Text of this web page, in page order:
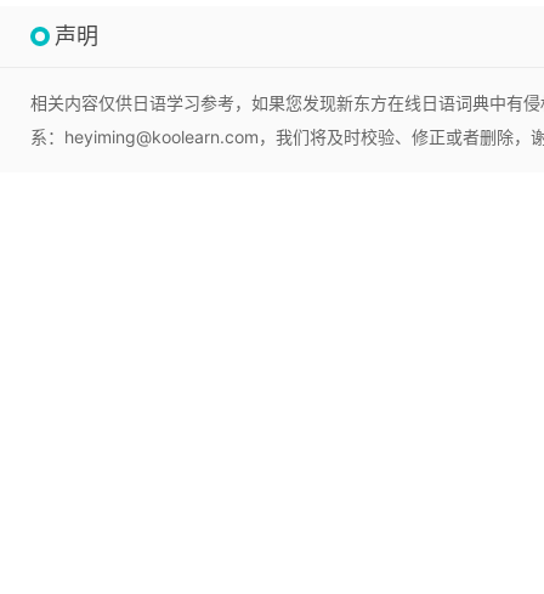
声明
相关内容仅供日语学习参考，如果您发现新东方在线日语词典中有
系：heyiming@koolearn.com，我们将及时校验、修正或者删除，